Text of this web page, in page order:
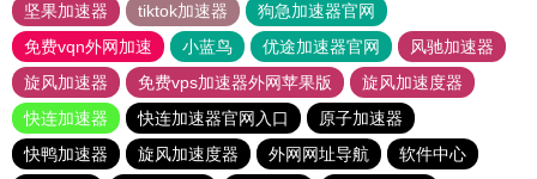
坚果加速器
tiktok加速器
狗急加速器官网
免费vqn外网加速
小蓝鸟 优途加速器官网
风驰加速器
旋风加速器
免费vps加速器外网苹果版
旋风加速度器
快连加速器
快连加速器官网入口
原子加速器
快鸭加速器
旋风加速度器 外网网址导航
软件中心